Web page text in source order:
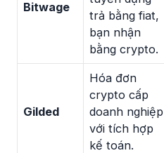
Bitwage
trả bằng fiat,
bạn nhận
bằng crypto.
Gilded
Hóa đơn
crypto cấp
doanh nghiệp
với tích hợp
kế toán.